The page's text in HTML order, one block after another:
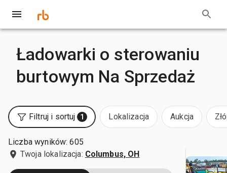
Ładowarki o sterowaniu
burtowym Na Sprzedaż
Filtruj i sortuj 1 Lokalizacja Aukcja
Liczba wyników: 605
Twoja lokalizacja: Columbus, OH